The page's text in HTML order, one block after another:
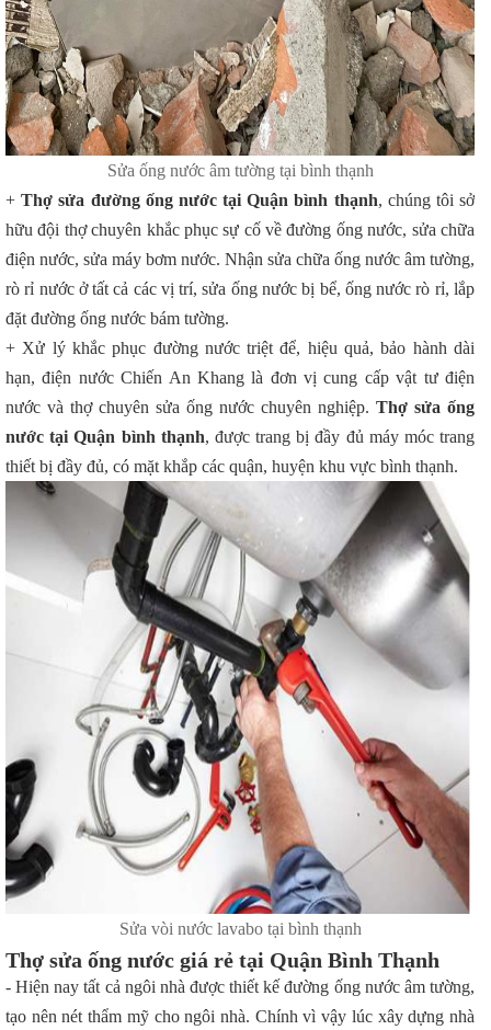
Sửa ống nước âm tường tại bình thạnh
+Thợ sửa đường ống nước tại Quậnbình thạnh, chúng tôi sở
hữu đội thợ chuyên khắc phục sự cố về đường ống nước, sửa chữa
điện nước, sửa máy bơm nước. Nhận sửa chữa ống nước âm tường,
rò rỉ nước ở tất cả các vị trí, sửa ống nước bị bể, ống nước rò rỉ, lắp
đặt đường ống nước bám tường.
+ Xử lý khắc phục đường nước triệt để, hiệu quả, bảo hành dài
hạn, điện nước Chiến An Khang là đơn vị cung cấp vật tư điện
nước và thợ chuyên sửa ống nước chuyên nghiệp. Thợ sửa ống
nước tại Quận bình thạnh, được trang bị đầy đủ máy móc trang
thiết bị đầy đủ, có mặt khắp các quận, huyện khu vực bình thạnh.
Sửa vòi nước lavabo tại bình thạnh
Thợ sửa ống nước giá rẻ tại Quận Bình Thạnh
- Hiện nay tất cả ngôi nhà được thiết kế đường ống nước âm tường,
tạo nên nét thẩm mỹ cho ngôi nhà. Chính vì vậy lúc xây dựng nhà